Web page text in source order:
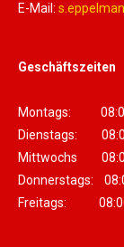
E-Mail:
Geschäftszeiten
Montags: 08:00
Dienstags:
Mittwochs
Donnerstags:
Freitags: 08:00